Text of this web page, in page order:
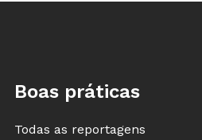
Boas práticas
Todas as reportagens